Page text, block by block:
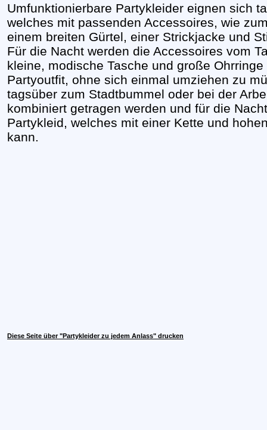
Umfunktionierbare Partykleider eignen sich
welches mit passenden Accessoires, wie
einem breiten Gürtel, einer Strickjacke und
Für die Nacht werden die Accessoires vom
kleine, modische Tasche und große
Partyoutfit, ohne sich einmal umziehen zu
tagsüber zum Stadtbummel oder bei der
kombiniert getragen werden und für die
Partykleid, welches mit einer Kette und
kann.
Diese Seite über "Partykleider zu jedem Anlass" drucken